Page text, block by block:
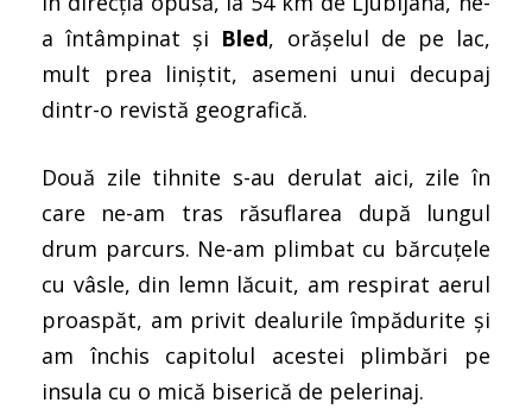
a întâmpinat și Bled, orășelul de pe lac,
mult prea liniștit, asemeni unui decupaj
dintr-o revistă geografică.
Două zile tihnite s-au derulat aici, zile în
care ne-am tras răsuflarea după lungul
drum parcurs. Ne-am plimbat cu bărcuțele
cu vâsle, din lemn lăcuit, am respirat aerul
proaspăt, am privit dealurile împădurite și
am închis capitolul acestei plimbări pe
insula cu o mică biserică de pelerinaj.